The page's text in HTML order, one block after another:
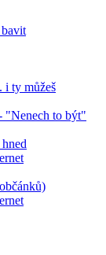
i ty můžeš
"Nenech to být"